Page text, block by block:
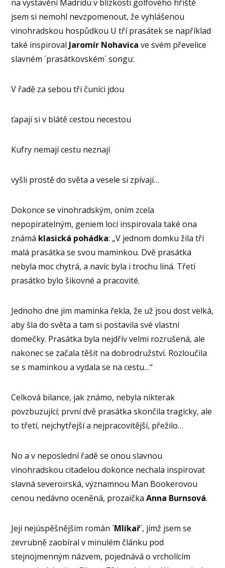
na vystavění Madridu v blízkosti golfového hřiště
jsem si nemohl nevzpomenout, že vyhlášenou
vinohradskou hospůdkou U tří prasátek se například
také inspiroval Jaromír Nohavica ve svém převelice
slavném ´prasátkovském´ songu:
V řadě za sebou tři čuníci jdou
ťapají si v blátě cestou necestou
Kufry nemají cestu neznají
vyšli prostě do světa a vesele si zpívají…
Dokonce se vinohradským, oním zcela
nepopiratelným, geniem loci inspirovala také ona
známá klasická pohádka: „V jednom domku žila tři
malá prasátka se svou maminkou. Dvě prasátka
nebyla moc chytrá, a navíc byla i trochu líná. Třetí
prasátko bylo šikovné a pracovité.
Jednoho dne jim maminka řekla, že už jsou dost velká,
aby šla do světa a tam si postavila své vlastní
domečky. Prasátka byla nejdřív velmi rozrušená, ale
nakonec se začala těšit na dobrodružství. Rozloučila
se s maminkou a vydala se na cestu…“
Celková bilance, jak známo, nebyla nikterak
povzbuzující; první dvě prasátka skončila tragicky, ale
to třetí, nejchytřejší a nejpracovitější, přežilo…
No a v neposlední řadě se onou slavnou
vinohradskou citadelou dokonce nechala inspirovat
slavná severoirská, významnou Man Bookerovou
cenou nedávno oceněná, prozaičkaAnna Burnsová.
Její nejúspěšnějším román ´Mlíkař´, jímž jsem se
zevrubně zaobíral v minulém článku pod
stejnojmenným názvem, pojednává o vrcholícím